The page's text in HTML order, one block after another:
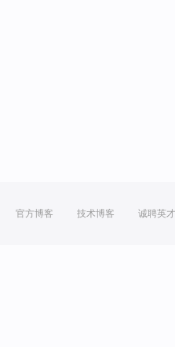
官方博客 技术博客 诚聘英才